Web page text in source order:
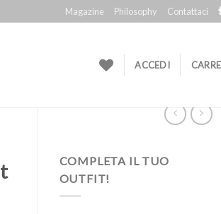
Magazine Philosophy Contattaci
ACCEDI
COMPLETA IL TUO
OUTFIT!